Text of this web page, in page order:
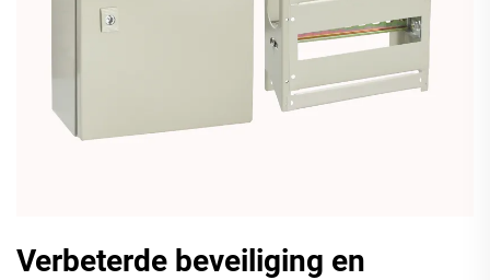
Verbeterde beveiliging en